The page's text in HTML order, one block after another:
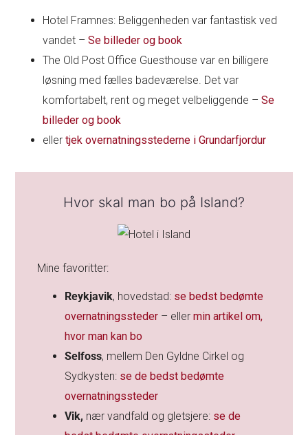
Hotel Framnes: Beliggenheden var fantastisk ved
vandet –Se billeder og book
The Old Post Office Guesthouse var en billigere
løsning med fælles badeværelse. Det var
komfortabelt, rent og meget velbeliggende –Se
billeder og book
ellertjek overnatningsstederne i Grundarfjordur
Hvor skal man bo på Island?
Mine favoritter:
Reykjavik, hovedstad: se bedst bedømte
overnatningssteder – ellermin artikel om,
hvor man kan bo
Selfoss, mellem Den Gyldne Cirkel og
Sydkysten: se de bedst bedømte
overnatningssteder
Vik, nær vandfald og gletsjere: se de